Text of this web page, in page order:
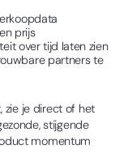
prijs
over tijd laten zien
partners te
zie je direct of het
stijgende
momentum